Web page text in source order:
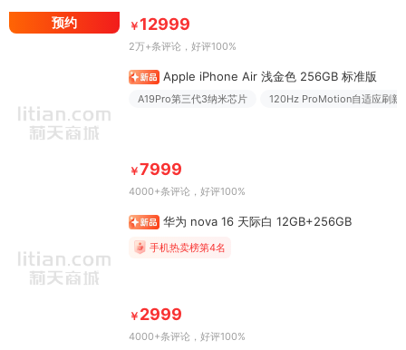
预约 ￥ 12999
2万+条评论 ，好评100%
Apple iPhone Air 浅金色 256GB 标准版
A19Pro第三代3纳米芯片 120Hz ProMotion自适应刷新
￥7999
4000+条评论 ，好评100%
华为 nova 16 天际白 12GB+256GB
手机热卖榜第4名
￥ 2999
4000+条评论 ，好评100%